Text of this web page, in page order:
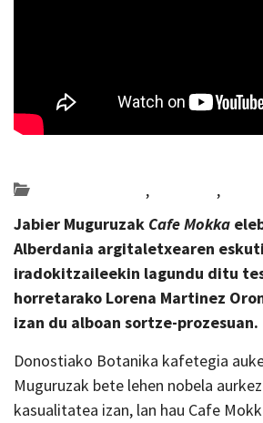
, ,
Jabier Muguruzak Cafe Mokka
Alberdania argitaletxearen
iradokitzaileekin lagundu ditu
horretarako Lorena Martinez
izan du alboan sortze-prozesuan.
Donostiako Botanika kafetegia
Muguruzak bete lehen nobela
kasualitatea izan, lan hau Cafe